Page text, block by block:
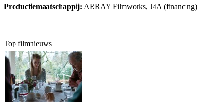
Productiemaatschappij: ARRAY Filmworks, J4A (financing)
Top filmnieuws